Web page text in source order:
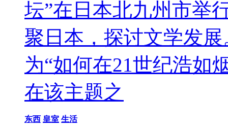
坛”在日本北九州市举
聚日本，探讨文学发
为“如何在21世纪浩如
在该主题之
东西 皇室 生活